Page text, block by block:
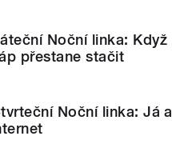
Noční linka: Když
přestane stačit
Noční linka: Já a